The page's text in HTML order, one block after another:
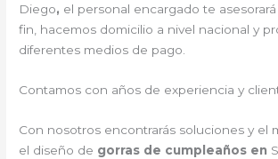
Diego, el personal encargado te
fin, hacemos domicilio a nivel nacional y
diferentes medios de pago.
Contamos con años de experiencia y
Con nosotros encontrarás soluciones y el
el diseño de gorras de cumpleaños en